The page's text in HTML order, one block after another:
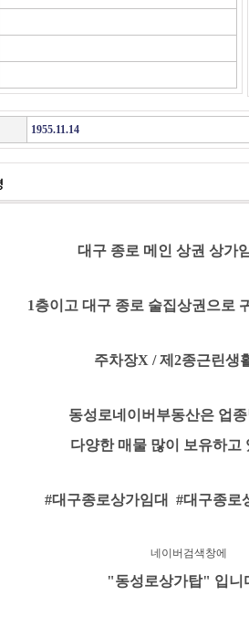
1955.11.14
대구 종로 메인 상권 상가
1층이고 대구 종로 술집상권으로
주차장X / 제2종근린생
동성로네이버부동산은 업
다양한 매물 많이 보유하고
#대구종로상가임대 #대구종로
네이버검색창에
"동성로상가탑" 입니